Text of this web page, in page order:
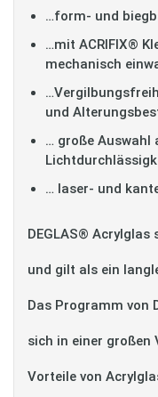
…form- und
…mit ACRIFIX®
mechanisch
und
… große Auswahl
… laser- und
DEGLAS®
und gilt als ein
Das Programm von
sich in einer
Vorteile von